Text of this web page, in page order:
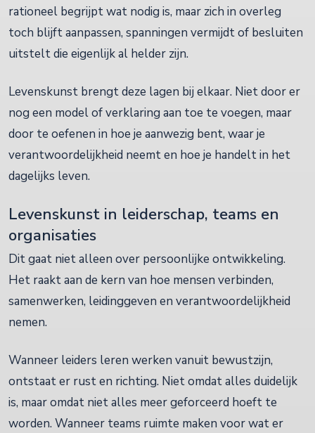
rationeel begrijpt wat nodig is, maar zich in overleg
toch blijft aanpassen, spanningen vermijdt of besluiten
uitstelt die eigenlijk al helder zijn.
Levenskunst brengt deze lagen bij elkaar. Niet door er
nog een model of verklaring aan toe te voegen, maar
door te oefenen in hoe je aanwezig bent, waar je
verantwoordelijkheid neemt en hoe je handelt in het
dagelijks leven.
Levenskunst in leiderschap, teams en
organisaties
Dit gaat niet alleen over persoonlijke ontwikkeling.
Het raakt aan de kern van hoe mensen verbinden,
samenwerken, leidinggeven en verantwoordelijkheid
nemen.
Wanneer leiders leren werken vanuit bewustzijn,
ontstaat er rust en richting. Niet omdat alles duidelijk
is, maar omdat niet alles meer geforceerd hoeft te
worden. Wanneer teams ruimte maken voor wat er